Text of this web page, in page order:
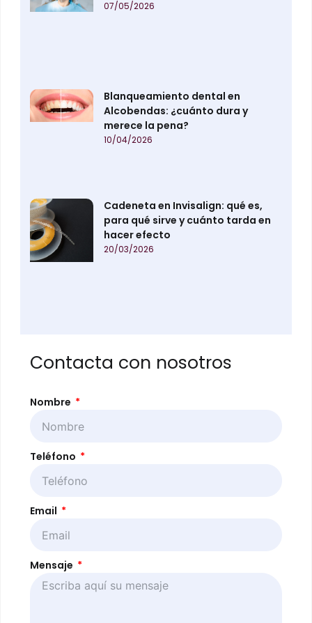
07/05/2026
Blanqueamiento dental en
Alcobendas: ¿cuánto dura y
merece la pena?
10/04/2026
Cadeneta en Invisalign: qué es,
para qué sirve y cuánto tarda en
hacer efecto
20/03/2026
Contacta con nosotros
Nombre
Teléfono
Email
Mensaje